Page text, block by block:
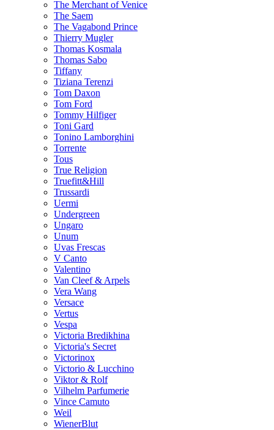
The Merchant of Venice
The Saem
The Vagabond Prince
Thierry Mugler
Thomas Kosmala
Thomas Sabo
Tiffany
Tiziana Terenzi
Tom Daxon
Tom Ford
Tommy Hilfiger
Toni Gard
Tonino Lamborghini
Torrente
Tous
True Religion
Truefitt&Hill
Trussardi
Uermi
Undergreen
Ungaro
Unum
Uvas Frescas
V Canto
Valentino
Van Cleef & Arpels
Vera Wang
Versace
Vertus
Vespa
Victoria Bredikhina
Victoria's Secret
Victorinox
Victorio & Lucchino
Viktor & Rolf
Vilhelm Parfumerie
Vince Camuto
Weil
WienerBlut